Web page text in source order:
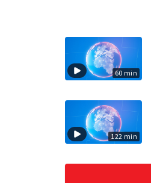
60 min
122 min